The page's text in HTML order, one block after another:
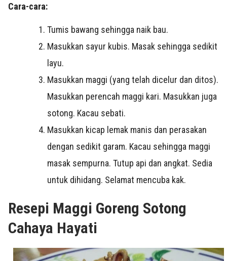
Cara-cara:
Tumis bawang sehingga naik bau.
Masukkan sayur kubis. Masak sehingga sedikit
layu.
Masukkan maggi (yang telah dicelur dan ditos).
Masukkan perencah maggi kari. Masukkan juga
sotong. Kacau sebati.
Masukkan kicap lemak manis dan perasakan
dengan sedikit garam. Kacau sehingga maggi
masak sempurna. Tutup api dan angkat. Sedia
untuk dihidang. Selamat mencuba kak.
Resepi Maggi Goreng Sotong
Cahaya Hayati